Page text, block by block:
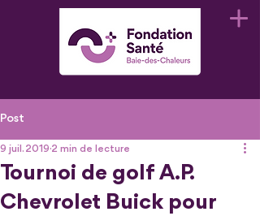
Post
Tournoi de golf A.P.
Chevrolet Buick pour
9 juil. 2019 2 min de lecture